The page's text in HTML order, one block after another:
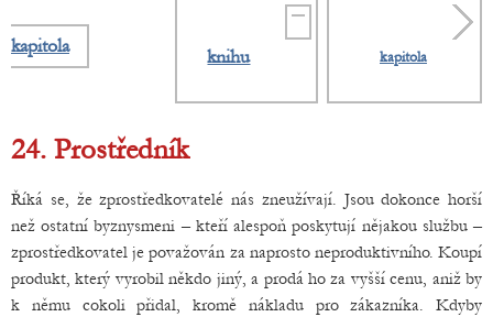
kapitola knihu kapitola
24. Prostředník
Říká se, že zprostředkovatelé nás zneužívají. Jsou dokonce horší
než ostatní byznysmeni – kteří alespoň poskytují nějakou službu –
zprostředkovatel je považován za naprosto neproduktivního. Koupí
produkt, který vyrobil někdo jiný, a prodá ho za vyšší cenu, aniž by
k němu cokoli přidal, kromě nákladu pro zákazníka. Kdyby